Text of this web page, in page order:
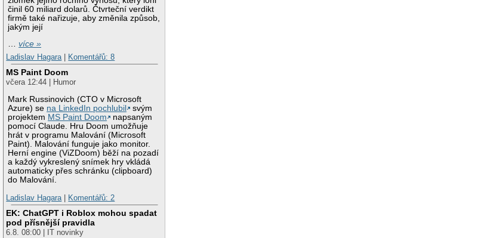
činil 60 miliard dolarů. Čtvrteční verdikt
firmě také nařizuje, aby změnila způsob,
jakým její
…více »
Ladislav Hagara
Komentářů: 8
MS Paint Doom
včera 12:44 | Humor
Mark Russinovich (CTO v Microsoft
Azure) se na LinkedIn pochlubil
svým
projektem MS Paint Doom
napsaným
pomocí Claude. Hru Doom umožňuje
hrát v programu Malování (Microsoft
Paint). Malování funguje jako monitor.
Herní engine (ViZDoom) běží na pozadí
a každý vykreslený snímek hry vkládá
automaticky přes schránku (clipboard)
do Malování.
Ladislav Hagara
Komentářů: 2
EK: ChatGPT i Roblox mohou spadat
pod přísnější pravidla
6.8. 08:00 | IT novinky